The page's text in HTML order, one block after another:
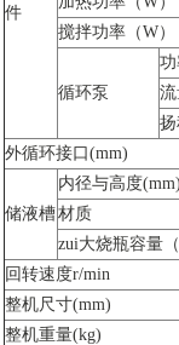
件
搅拌功率（W）
循环泵
外循环接口(mm)
储液槽
内径与高度
材质
zui大烧瓶容量
回转速度r/min
整机尺寸(mm)
整机重量(kg)